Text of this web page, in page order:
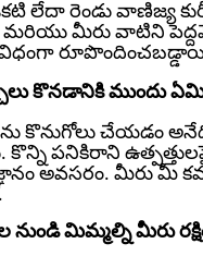
ఒకటి లేదా రెండు వాణిజ్య
మరియు మీరు వాటిని
కొనడానికి ముందు
కొనుగోలు చేయడం
కొన్ని పనికిరాని
అవసరం. మీరు మీ
మిమ్మల్ని మీరు